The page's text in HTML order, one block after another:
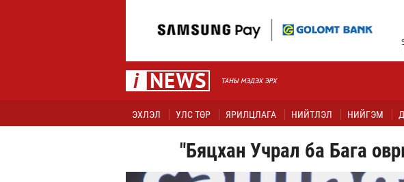
ЭХЛЭЛ УЛС ТӨР ЯРИЛЦЛАГА НИЙТЛЭЛ НИЙГЭМ
"Бяцхан Учрал ба Бага